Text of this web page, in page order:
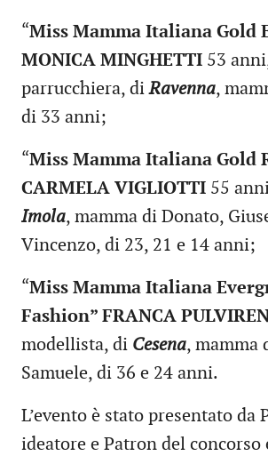
“Miss Mamma Italiana Gold
MONICA MINGHETTI 53
parrucchiera, diRavenna,
di 33 anni;
“Miss Mamma Italiana Gold
CARMELA VIGLIOTTI 55
Imola, mamma di Donato,
Vincenzo, di 23, 21 e 14 anni;
“Miss Mamma Italiana
Fashion” FRANCA
modellista, di Cesena, mamma
Samuele, di 36 e 24 anni.
L’evento è stato presentato da
ideatore e Patron del concorso